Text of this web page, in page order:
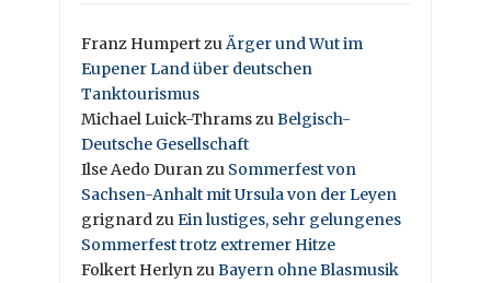
Franz HumpertzuÄrger und Wut im
Eupener Land über deutschen
Tanktourismus
Michael Luick-ThramszuBelgisch-
Deutsche Gesellschaft
Ilse Aedo Duranzu Sommerfest von
Sachsen-Anhalt mit Ursula von der Leyen
grignardzuEin lustiges, sehr gelungenes
Sommerfest trotz extremer Hitze
Folkert HerlynzuBayern ohne Blasmusik